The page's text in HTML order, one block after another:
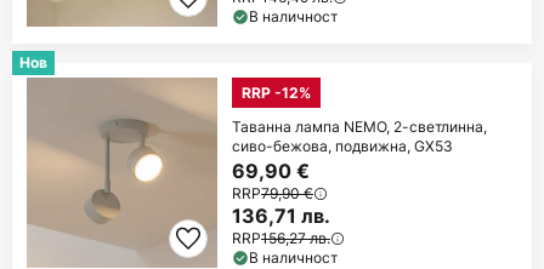
В наличност
Нов
RRP -12%
Таванна лампа NEMO, 2-светлинна,
сиво-бежова, подвижна, GX53
69,90 €
RRP79,90 €
136,71 лв.
RRP156,27 лв.
В наличност